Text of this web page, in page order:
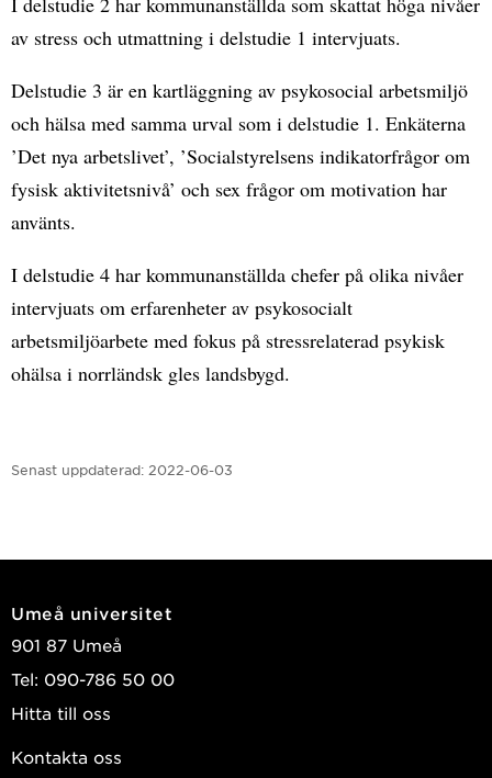
av stress och utmattning i delstudie 1 intervjuats.
Delstudie 3 är en kartläggning av psykosocial arbetsmiljö
och hälsa med samma urval som i delstudie 1. Enkäterna
’Det nya arbetslivet’, ’Socialstyrelsens indikatorfrågor om
fysisk aktivitetsnivå’ och sex frågor om motivation har
använts.
I delstudie 4 har kommunanställda chefer på olika nivåer
intervjuats om erfarenheter av psykosocialt
arbetsmiljöarbete med fokus på stressrelaterad psykisk
ohälsa i norrländsk gles landsbygd.
Senast uppdaterad: 2022-06-03
Umeå universitet
901 87 Umeå
Tel: 090-786 50 00
Hitta till oss
Kontakta oss